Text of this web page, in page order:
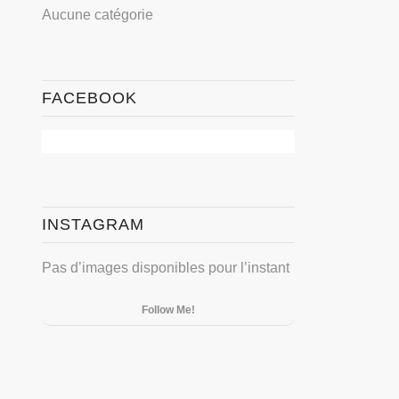
Aucune catégorie
FACEBOOK
INSTAGRAM
Pas d’images disponibles pour l’instant
Follow Me!